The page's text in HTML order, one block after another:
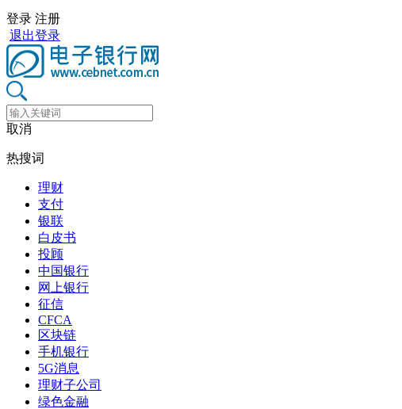
登录 注册
退出登录
取消
热搜词
理财
支付
银联
白皮书
投顾
中国银行
网上银行
征信
CFCA
区块链
手机银行
5G消息
理财子公司
绿色金融